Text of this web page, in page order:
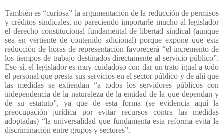
También es “curiosa” la argumentación de la reducción de permisos
y créditos sindicales, no pareciendo importarle mucho al legislador
el derecho constitucional fundamental de libertad sindical (aunque
sea en vertiente de contenido adicional) porque expone que esta
reducción de horas de representación favorecerá “el incremento de
los tiempos de trabajo destinados directamente al servicio público”.
Eso sí, el legislador es muy cuidadoso con dar un trato igual a todo
el personal que presta sus servicios en el sector público y de ahí que
las medidas se extiendan “a todos los servidores públicos con
independencia de la naturaleza de la entidad de la que dependan y
de su estatuto”, ya que de esta forma (se evidencia aquí la
preocupación jurídica por evitar recursos contra las medidas
adoptadas) “la universalidad que fundamenta esta reforma evita la
discriminación entre grupos y sectores”.